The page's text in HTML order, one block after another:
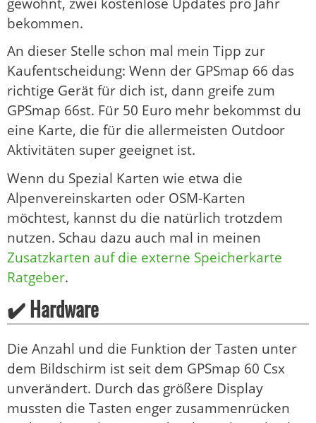
bekommen.
An dieser Stelle schon mal mein Tipp zur
Kaufentscheidung: Wenn der GPSmap 66 das
richtige Gerät für dich ist, dann greife zum
GPSmap 66st. Für 50 Euro mehr bekommst du
eine Karte, die für die allermeisten Outdoor
Aktivitäten super geeignet ist.
Wenn du Spezial Karten wie etwa die
Alpenvereinskarten oder OSM-Karten
möchtest, kannst du die natürlich trotzdem
nutzen. Schau dazu auch mal in meinen
Zusatzkarten auf die externe Speicherkarte
Ratgeber.
✔️ Hardware
Die Anzahl und die Funktion der Tasten unter
dem Bildschirm ist seit dem GPSmap 60 Csx
unverändert. Durch das größere Display
mussten die Tasten enger zusammenrücken